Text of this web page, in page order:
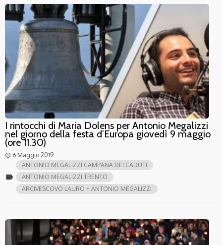
I rintocchi di Maria Dolens per Antonio Megalizzi
nel giorno della festa d’Europa giovedì 9 maggio
(ore 11.30)
access_time 6 Maggio 2019
label
ANTONIO MEGALIZZI CAMPANA DEI CADUTI
ANTONIO MEGALIZZI TRENTO
ARCIVESCOVO LAURO + ANTONIO MEGALIZZI